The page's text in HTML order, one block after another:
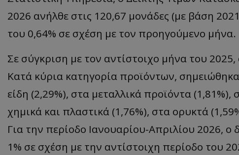
2026 ανήλθε στις 120,67 μονάδες (με βάση
του 0,64% σε σχέση με τον προηγούμενο μήνα.
Σε σύγκριση με τον αντίστοιχο μήνα του
Κατά κύρια κατηγορία προϊόντων,
είδη (2,29%), στα μεταλλικά προϊόντα
χημικά και πλαστικά (1,76%), στα ορυκτά
Για την περίοδο Ιανουαρίου-Απριλίου 2026,
1% σε σχέση με την αντίστοιχη περίοδο του